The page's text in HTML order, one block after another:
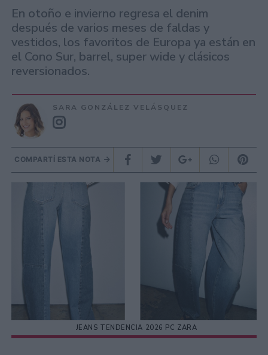
En otoño e invierno regresa el denim
después de varios meses de faldas y
vestidos, los favoritos de Europa ya están en
el Cono Sur, barrel, super wide y clásicos
reversionados.
SARA GONZÁLEZ VELÁSQUEZ
COMPARTÍ ESTA NOTA
JEANS TENDENCIA 2026 PC ZARA